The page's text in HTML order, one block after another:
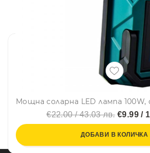
€22.00 / 43.03 лв.€9.99 /
ДОБАВИ В КОЛИЧКА